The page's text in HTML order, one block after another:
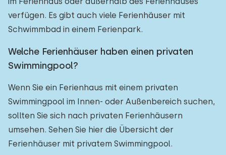
verfügen. Es gibt auch viele Ferienhäuser mit
Schwimmbad in einem Ferienpark.
Welche Ferienhäuser haben einen privaten
Swimmingpool?
Wenn Sie ein Ferienhaus mit einem privaten
Swimmingpool im Innen- oder Außenbereich suchen,
sollten Sie sich nach privaten Ferienhäusern
umsehen. Sehen Sie hier die Übersicht der
Ferienhäuser mit privatem Swimmingpool.